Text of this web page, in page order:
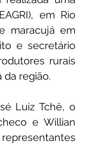
em Rio
maracujá em
e secretário
rurais
da região.
Luiz Tchê, o
e Willian